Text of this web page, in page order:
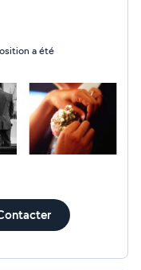
a été